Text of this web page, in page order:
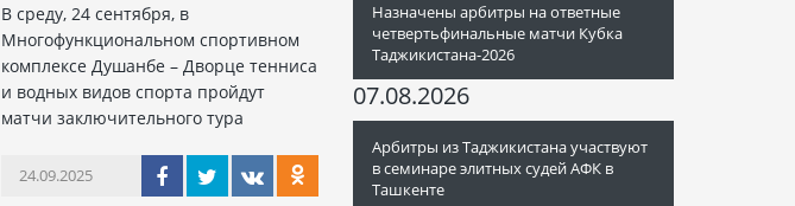
В среду, 24 сентября, в
Многофункциональном спортивном
комплексе Душанбе – Дворце тенниса
и водных видов спорта пройдут
матчи заключительного тура
24.09.2025
Назначены арбитры на ответные
четвертьфинальные матчи Кубка
Таджикистана-2026
07.08.2026
Арбитры из Таджикистана участвуют
в семинаре элитных судей АФК в
Ташкенте